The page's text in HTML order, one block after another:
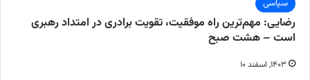
سیاسی
رضایی: مهم‌ترین راه موفقیت، تقویت برادری در امتداد رهبری
است – هشت صبح
۱۴۰۳, اسفند ۱۰